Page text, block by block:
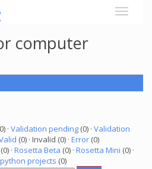
computer
· Validation pending (0) · Validation
(0) · Invalid (0) · Error (0)
(0) · Rosetta Beta (0) · Rosetta Mini (0) ·
projects (0)